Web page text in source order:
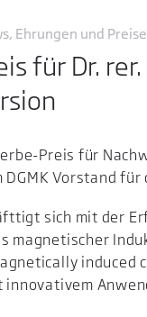
Ehrungen und Preise
für Dr.
Preis für
DGMK Vorstand
sich mit der
magnetischer
innovativem